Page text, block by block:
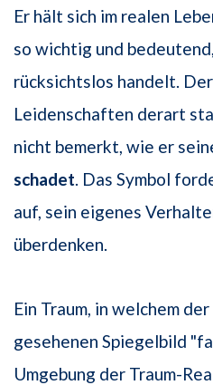
Er hält sich im realen
so wichtig und
rücksichtslos handelt.
Leidenschaften derart
nicht bemerkt, wie er
schadet . Das Symbol
auf, sein eigenes
überdenken.
Ein Traum, in welchem
gesehenen Spiegelbild
Umgebung der Traum-